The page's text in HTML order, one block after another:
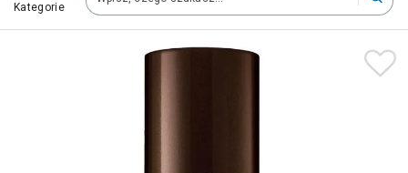
KategorieTwoje zamówienia dostarczymy na teren wybranego kraju.